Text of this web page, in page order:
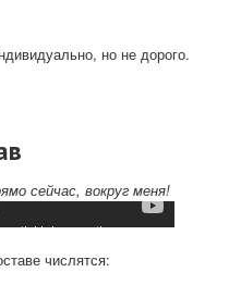
но не дорого.
сейчас, вокруг меня!
числятся: